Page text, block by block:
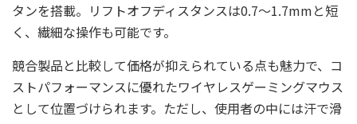
タンを搭載。リフトオフディスタンスは0.7～1.7mmと短
く、繊細な操作も可能です。
競合製品と比較して価格が抑えられている点も魅力で、コ
ストパフォーマンスに優れたワイヤレスゲーミングマウス
として位置づけられます。ただし、使用者の中には汗で滑